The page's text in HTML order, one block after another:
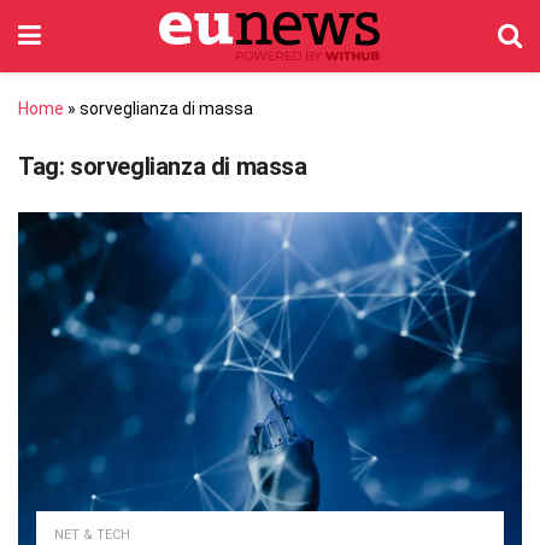
Home » sorveglianza di massa
Tag: sorveglianza di massa
NET & TECH